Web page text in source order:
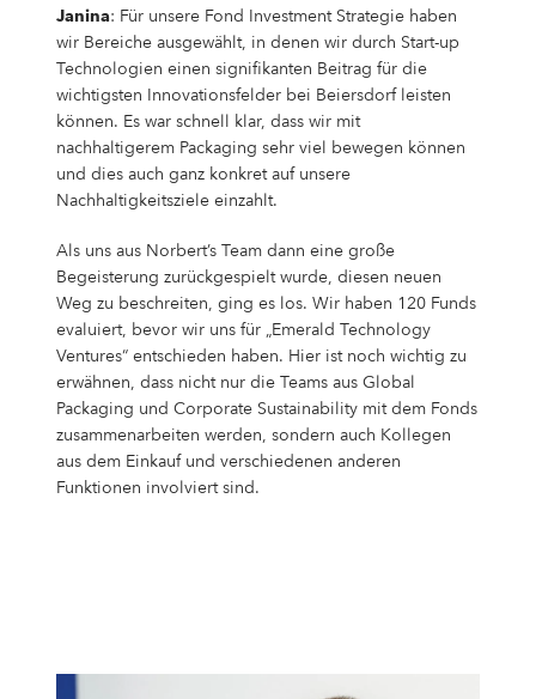
Janina: Für unsere Fond Investment Strategie haben
wir Bereiche ausgewählt, in denen wir durch Start-up
Technologien einen signifikanten Beitrag für die
wichtigsten Innovationsfelder bei Beiersdorf leisten
können. Es war schnell klar, dass wir mit
nachhaltigerem Packaging sehr viel bewegen können
und dies auch ganz konkret auf unsere
Nachhaltigkeitsziele einzahlt.
Als uns aus Norbert’s Team dann eine große
Begeisterung zurückgespielt wurde, diesen neuen
Weg zu beschreiten, ging es los. Wir haben 120 Funds
evaluiert, bevor wir uns für „Emerald Technology
Ventures“ entschieden haben. Hier ist noch wichtig zu
erwähnen, dass nicht nur die Teams aus Global
Packaging und Corporate Sustainability mit dem Fonds
zusammenarbeiten werden, sondern auch Kollegen
aus dem Einkauf und verschiedenen anderen
Funktionen involviert sind.